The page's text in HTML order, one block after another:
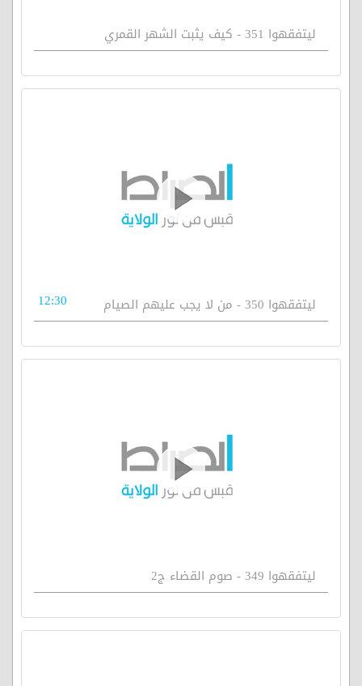
ليتفقهوا 351 - كيف يثبت الشهر القمري
ليتفقهوا 350 - من لا يجب عليهم الصيام 12:30
ليتفقهوا 349 - صوم القضاء ج2